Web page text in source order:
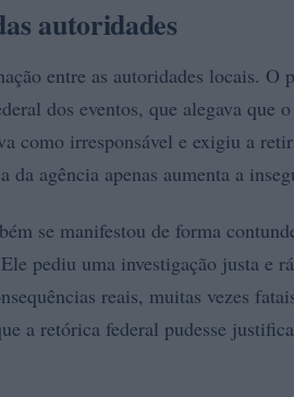
autoridades
entre as autoridades locais. O
dos eventos, que alegava que
como irresponsável e exigiu a
da agência apenas aumenta a
se manifestou de forma
pediu uma investigação justa e
reais, muitas vezes
a retórica federal pudesse